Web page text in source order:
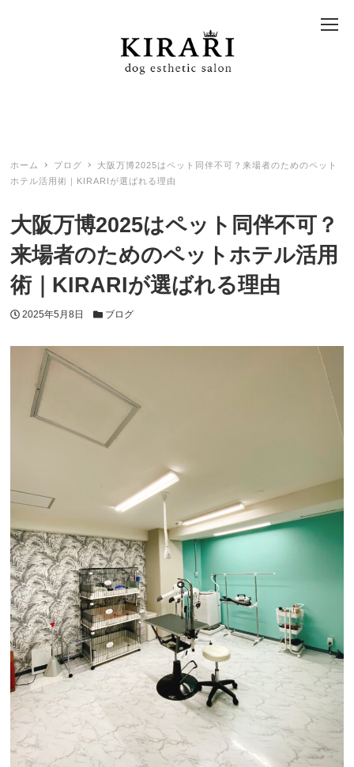
ホーム ブログ
大阪万博2025はペット同伴不可？来場者のためのペット
ホテル活用術｜KIRARIが選ばれる理由
大阪万博2025はペット同伴不可？
来場者のためのペットホテル活用
術｜KIRARIが選ばれる理由
投稿日
2025年5月8日 カテゴリー
ブログ